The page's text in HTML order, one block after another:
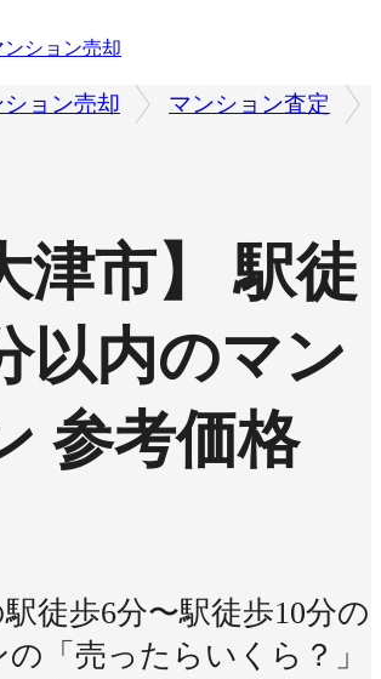
ンション売却
ョン売却 マンション査定
津市】 駅徒
以内のマン
参考価格
徒歩6分〜駅徒歩10分の
「売ったらいくら？」